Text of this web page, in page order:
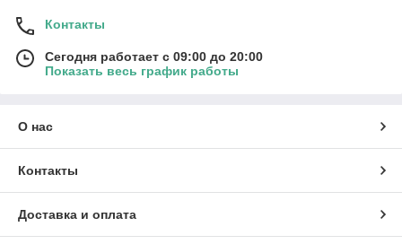
Контакты
Сегодня работает с 09:00 до 20:00
Показать весь график работы
О нас
Контакты
Доставка и оплата